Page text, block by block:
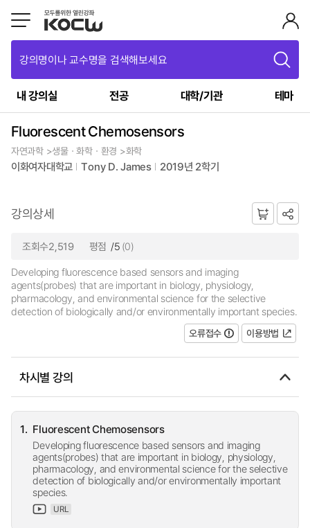
강의명이나 교수명을 검색해보세요
내 강의실 전공 대학/기관 테마
Fluorescent Chemosensors
자연과학 >생물ㆍ화학ㆍ환경 >화학
이화여자대학교 Tony D. James 2019년 2학기
강의상세
조회수2,519 평점 /5 (0)
Developing fluorescence based sensors and imaging
agents(probes) that are important in biology, physiology,
pharmacology, and environmental science for the selective
detection of biologically and/or environmentally important species.
오류접수
이용방법
차시별 강의
1. Fluorescent Chemosensors
Developing fluorescence based sensors and imaging
agents(probes) that are important in biology, physiology,
pharmacology, and environmental science for the selective
detection of biologically and/or environmentally important
species.
URL